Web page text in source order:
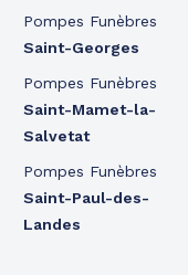
Pompes Funèbres
Saint-Georges
Pompes Funèbres
Saint-Mamet-la-
Salvetat
Pompes Funèbres
Saint-Paul-des-
Landes